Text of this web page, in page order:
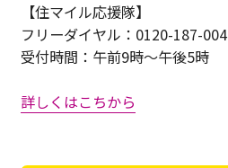
【住マイル応援隊】
フリーダイヤル：0120-187-004
受付時間：午前9時～午後5時
詳しくはこちから